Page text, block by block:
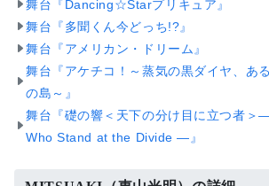
舞台『Dancing☆Starプリキュア』
舞台『多聞くん今どっち!?』
舞台『アメリカン・ドリーム』
舞台『アケチコ！～蒸気の黒ダイヤ、あ
の島～』
舞台『礎の響＜天下の分け目に立つ者＞
Who Stand at the Divide ―』